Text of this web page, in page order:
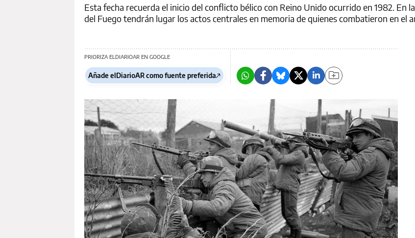
Esta fecha recuerda el inicio del conflicto bélico con Reino Unido ocurrido en 1982. En
del Fuego tendrán lugar los actos centrales en memoria de quienes combatieron en el
PRIORIZA ELDIARIOAR EN GOOGLE
Añade elDiarioAR como fuente preferida